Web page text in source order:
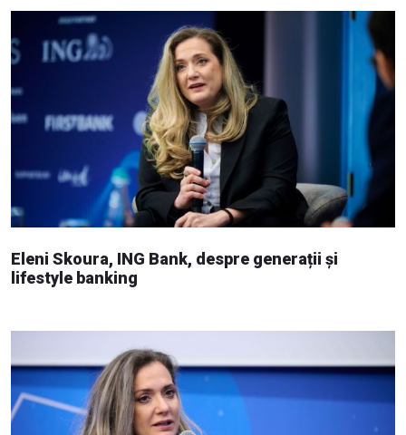
Eleni Skoura, ING Bank, despre generații și
lifestyle banking